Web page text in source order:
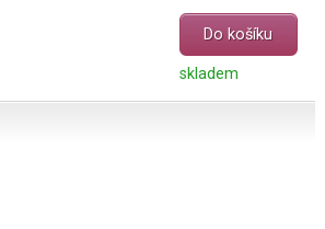
Do košíku
skladem